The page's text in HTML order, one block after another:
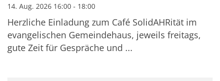
14. Aug. 2026 16:00 - 18:00
Herzliche Einladung zum Café SolidAHRität im
evangelischen Gemeindehaus, jeweils freitags,
gute Zeit für Gespräche und ...